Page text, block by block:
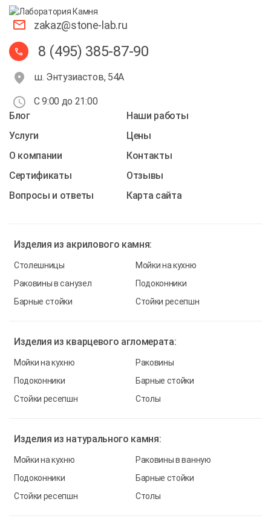
zakaz@stone-lab.ru
8 (495) 385-87-90
ш. Энтузиастов, 54А
С 9:00 до 21:00
Блог
Наши работы
Услуги
Цены
О компании
Контакты
Cертификаты
Отзывы
Вопросы и ответы
Карта сайта
Изделия из акрилового камня:
Столешницы
Мойки на кухню
Раковины в санузел
Подоконники
Барные стойки
Стойки ресепшн
Изделия из кварцевого агломерата:
Мойки на кухню
Раковины
Подоконники
Барные стойки
Стойки ресепшн
Столы
Изделия из натурального камня:
Мойки на кухню
Раковины в ванную
Подоконники
Барные стойки
Стойки ресепшн
Столы